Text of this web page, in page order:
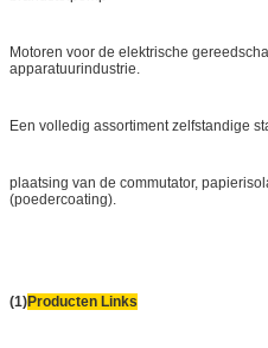
Motoren voor de elektrische
apparatuurindustrie.
Een volledig assortiment zelfstandige
plaatsing van de commutator,
(poedercoating).
(1)Producten Links